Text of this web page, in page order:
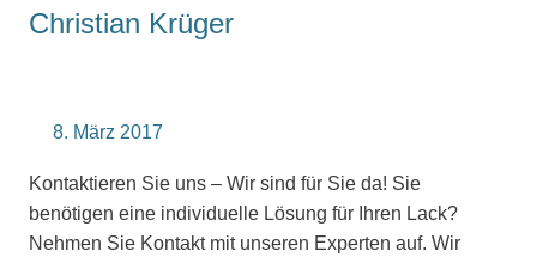
Christian Krüger
8. März 2017
Kontaktieren Sie uns – Wir sind für Sie da! Sie
benötigen eine individuelle Lösung für Ihren Lack?
Nehmen Sie Kontakt mit unseren Experten auf. Wir